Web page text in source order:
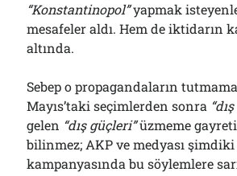
“Konstantinopol”yapmak
mesafeler aldı. Hem de iktidarın
altında.
Sebep o propagandaların
Mayıs’taki seçimlerden sonra
gelen “dış güçleri”üzmeme
bilinmez; AKP ve medyası şimdiki
kampanyasında bu söylemlere